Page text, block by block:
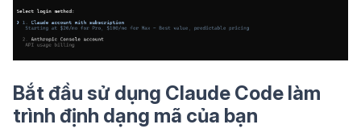
Bắt đầu sử dụng Claude Code làm
trình định dạng mã của bạn